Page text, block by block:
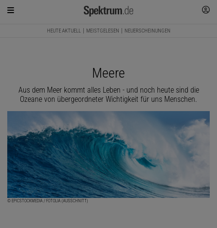
HEUTE AKTUELL MEISTGELESEN NEUERSCHEINUNGEN
Meere
Aus dem Meer kommt alles Leben - und noch heute sind die
Ozeane von übergeordneter Wichtigkeit für uns Menschen.
© EPICSTOCKMEDIA / FOTOLIA (AUSSCHNITT)